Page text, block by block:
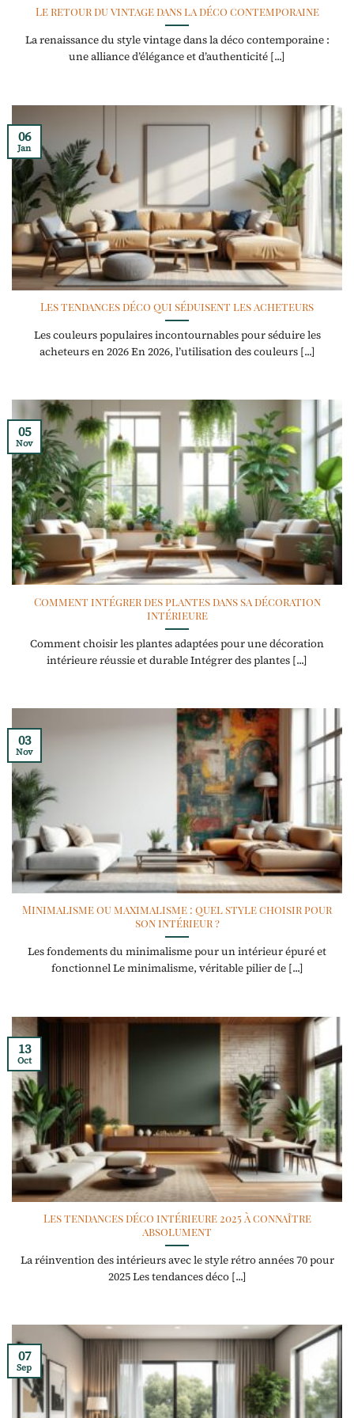
Le retour du vintage dans la déco contemporaine
La renaissance du style vintage dans la déco contemporaine :
une alliance d’élégance et d’authenticité [...]
Les tendances déco qui séduisent les acheteurs
Les couleurs populaires incontournables pour séduire les
acheteurs en 2026 En 2026, l’utilisation des couleurs [...]
06
Jan
Comment intégrer des plantes dans sa décoration
intérieure
Comment choisir les plantes adaptées pour une décoration
intérieure réussie et durable Intégrer des plantes [...]
05
Nov
Minimalisme ou maximalisme : quel style choisir pour
son intérieur ?
Les fondements du minimalisme pour un intérieur épuré et
fonctionnel Le minimalisme, véritable pilier de [...]
03
Nov
Les tendances déco intérieure 2025 à connaître
absolument
La réinvention des intérieurs avec le style rétro années 70 pour
2025 Les tendances déco [...]
13
Oct
07
Sep